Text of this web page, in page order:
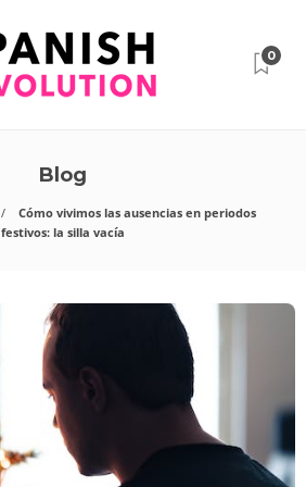
0
Blog
Cómo vivimos las ausencias en periodos
festivos: la silla vacía